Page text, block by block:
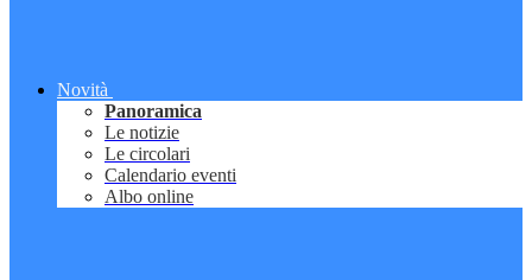
Novità
Panoramica
Le notizie
Le circolari
Calendario eventi
Albo online